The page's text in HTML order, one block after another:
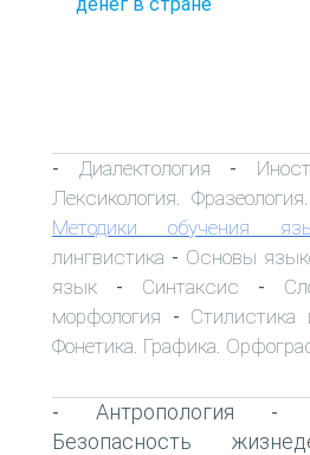
- Диалектология -
Лексикология.
Методики обучения
лингвистика - Основы
язык - Синтаксис -
морфология - Стилистика
Фонетика. Графика.
- Антропология
Безопасность